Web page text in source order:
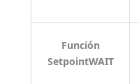
Función
SetpointWAIT